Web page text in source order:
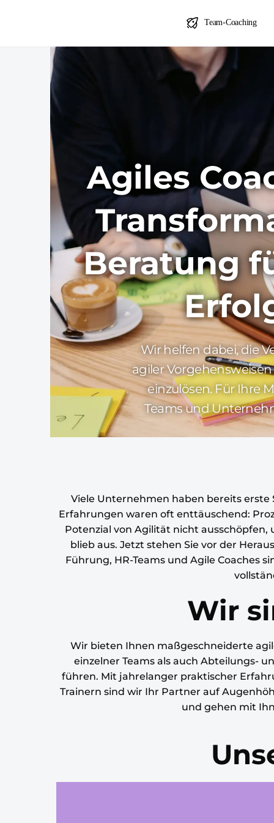
Team-Coaching
Agiles
Beratung
Wir helfen dabei, die
agiler Vorgehensweisen
einzulösen. Für Ihre
Teams und
Viele Unternehmen haben bereits
Erfahrungen waren oft enttäuschend:
Potenzial von Agilität nicht
blieb aus. Jetzt stehen Sie vor der
Führung, HR-Teams und Agile
Wir
Wir bieten Ihnen maßgeschneiderte
einzelner Teams als auch Abteilungs-
führen. Mit jahrelanger praktischer
Trainern sind wir Ihr Partner auf
und gehen mit